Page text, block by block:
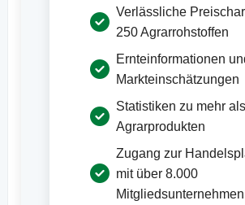
Verlässliche
250 Agrarrohstoffen
Ernteinformationen
Markteinschätzungen
Statistiken zu mehr
Agrarprodukten
Zugang zur
mit über 8.000
Mitgliedsunternehmen